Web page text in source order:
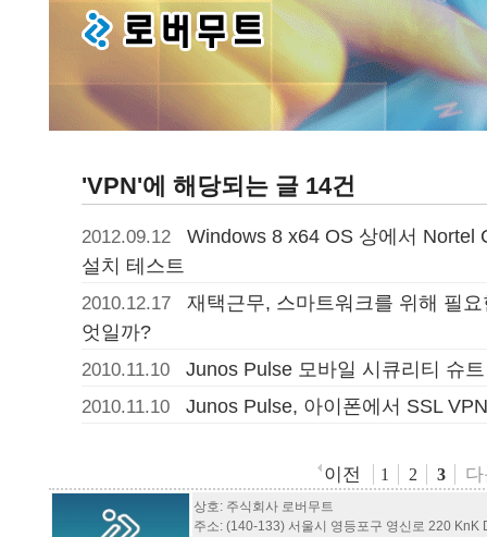
'VPN'에 해당되는 글 14건
2012.09.12
Windows 8 x64 OS 상에서 Nortel
설치 테스트
2010.12.17
재택근무, 스마트워크를 위해 필
엇일까?
2010.11.10 Junos Pulse 모바일 시큐리티 슈
2010.11.10 Junos Pulse, 아이폰에서 SSL
이전 1 2 3
상호: 주식회사 로버무트
주소: (140-133) 서울시 영등포구 영신로 220 KnK